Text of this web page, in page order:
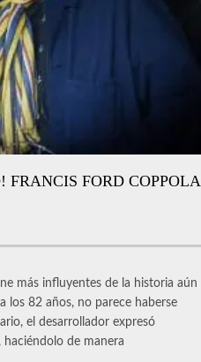
FRANCIS FORD COPPOLA
más influyentes de la historia aún
los 82 años, no parece haberse
el desarrollador expresó
haciéndolo de manera